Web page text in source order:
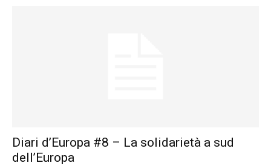
Diari d’Europa #8 – La solidarietà a sud
dell’Europa